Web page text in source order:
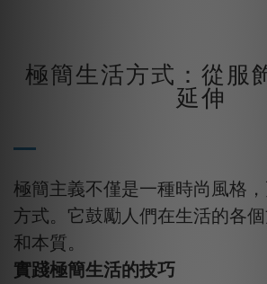
極簡生活方式：從服
延伸
極簡主義不僅是一種時尚風格
方式。它鼓勵人們在生活的各
和本質。
實踐極簡生活的技巧